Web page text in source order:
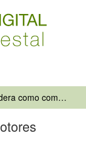
El gas de madera como combustible para motores